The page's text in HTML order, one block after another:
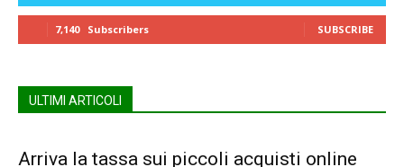
7,140 Subscribers SUBSCRIBE
ULTIMI ARTICOLI
Arriva la tassa sui piccoli acquisti online